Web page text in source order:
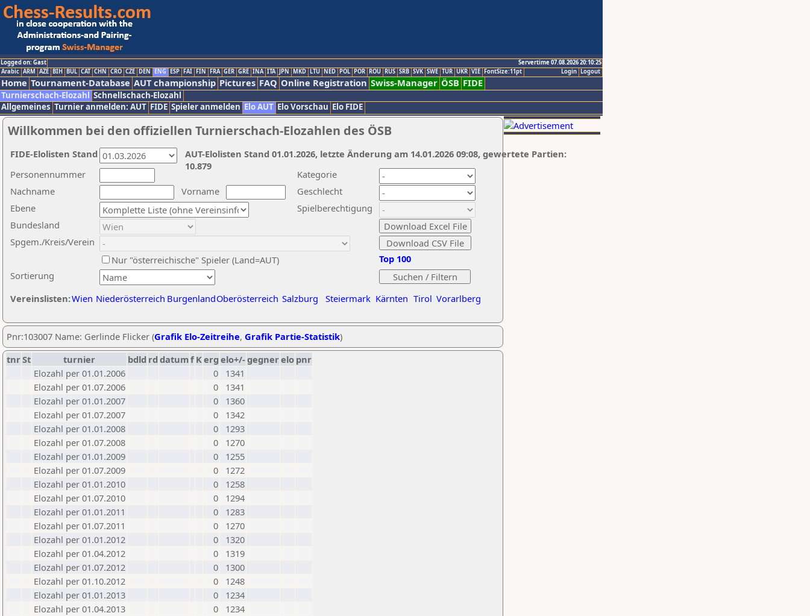
Logged on: Gast
Servertime 07.08.2026 20:10:25
Logout
Login
Arabic ARM AZE BIH BUL CAT CHN CRO CZE DEN ENG ESP FAI FIN FRA GER GRE INA ITA JPN MKD LTU NED POL POR ROU RUS SRB SVK SWE TUR UKR VIE FontSize:11pt
Home Tournament-Database AUT championship Pictures FAQ Online Registration Swiss-Manager ÖSB FIDE
Turnierschach-Elozahl Schnellschach-Elozahl
Allgemeines Turnier anmelden: AUT FIDE Spieler anmelden Elo AUT Elo Vorschau Elo FIDE
Willkommen bei den offiziellen Turnierschach-Elozahlen des ÖSB
Nachname
Vorname
Ebene
Kategorie
Sortierung
Personennummer
Bundesland
Spgem./Kreis/Verein
Geschlecht
Nur "österreichische" Spieler (Land=AUT)
Spielberechtigung
Vereinslisten:Wien Niederösterreich BurgenlandOberösterreich Salzburg Steiermark Kärnten Tirol Vorarlberg
Top 100
AUT-Elolisten Stand 01.01.2026, letzte Änderung am 14.01.2026 09:08, gewertete Partien:
10.879
FIDE-Elolisten Stand
Pnr:103007 Name: Gerlinde Flicker (Grafik Elo-Zeitreihe, Grafik Partie-Statistik)
tnrSt turnier bdld rd datumf Kerg elo+/-gegnerelo pnr
Elozahl per 01.01.2006
0
1341
Elozahl per 01.07.2006
0
1341
Elozahl per 01.01.2007
0
1360
Elozahl per 01.07.2007
0
1342
Elozahl per 01.01.2008
0
1293
Elozahl per 01.07.2008
0
1270
Elozahl per 01.01.2009
0
1255
Elozahl per 01.07.2009
0
1272
Elozahl per 01.01.2010
0
1258
Elozahl per 01.07.2010
0
1294
Elozahl per 01.01.2011
0
1283
Elozahl per 01.07.2011
0
1270
Elozahl per 01.01.2012
0
1320
Elozahl per 01.04.2012
0
1319
Elozahl per 01.07.2012
0
1300
Elozahl per 01.10.2012
0
1248
Elozahl per 01.01.2013
0
1234
Elozahl per 01.04.2013
0
1234